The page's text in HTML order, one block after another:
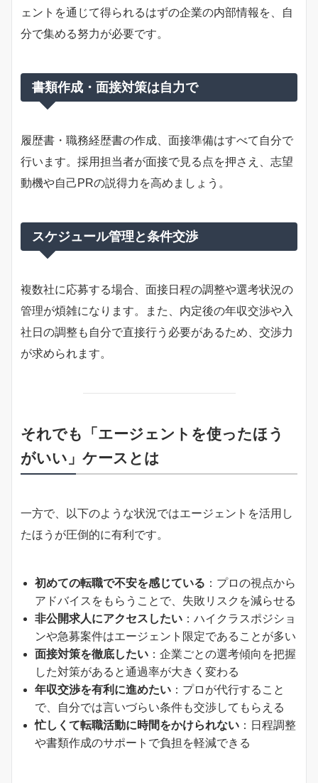
ェントを通じて得られるはずの企業の内部情報を、自
分で集める努力が必要です。
書類作成・面接対策は自力で
履歴書・職務経歴書の作成、面接準備はすべて自分で
行います。採用担当者が面接で見る点を押さえ、志望
動機や自己PRの説得力を高めましょう。
スケジュール管理と条件交渉
複数社に応募する場合、面接日程の調整や選考状況の
管理が煩雑になります。また、内定後の年収交渉や入
社日の調整も自分で直接行う必要があるため、交渉力
が求められます。
それでも「エージェントを使ったほう
がいい」ケースとは
一方で、以下のような状況ではエージェントを活用し
たほうが圧倒的に有利です。
初めての転職で不安を感じている ：プロの視点から
アドバイスをもらうことで、失敗リスクを減らせる
非公開求人にアクセスしたい ：ハイクラスポジショ
ンや急募案件はエージェント限定であることが多い
面接対策を徹底したい ：企業ごとの選考傾向を把握
した対策があると通過率が大きく変わる
年収交渉を有利に進めたい ：プロが代行すること
で、自分では言いづらい条件も交渉してもらえる
忙しくて転職活動に時間をかけられない ：日程調整
や書類作成のサポートで負担を軽減できる